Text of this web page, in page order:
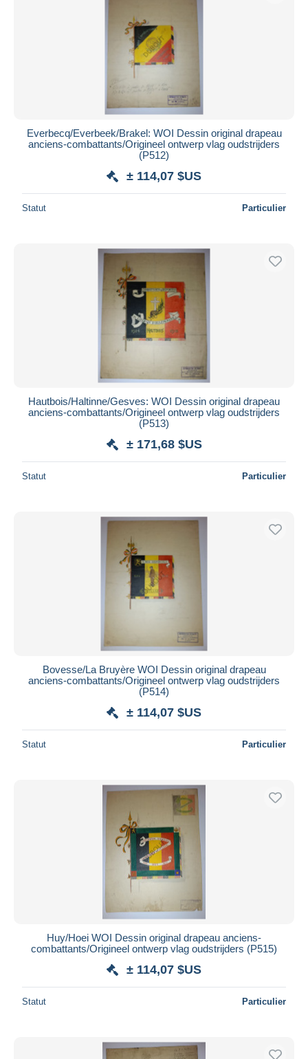
Everbecq/Everbeek/Brakel: WOI Dessin original drapeau
anciens-combattants/Origineel ontwerp vlag oudstrijders
(P512)
± 114,07 $US
Statut Particulier
Hautbois/Haltinne/Gesves: WOI Dessin original drapeau
anciens-combattants/Origineel ontwerp vlag oudstrijders
(P513)
± 171,68 $US
Statut Particulier
Bovesse/La Bruyère WOI Dessin original drapeau
anciens-combattants/Origineel ontwerp vlag oudstrijders
(P514)
± 114,07 $US
Statut Particulier
Huy/Hoei WOI Dessin original drapeau anciens-
combattants/Origineel ontwerp vlag oudstrijders (P515)
± 114,07 $US
Statut Particulier